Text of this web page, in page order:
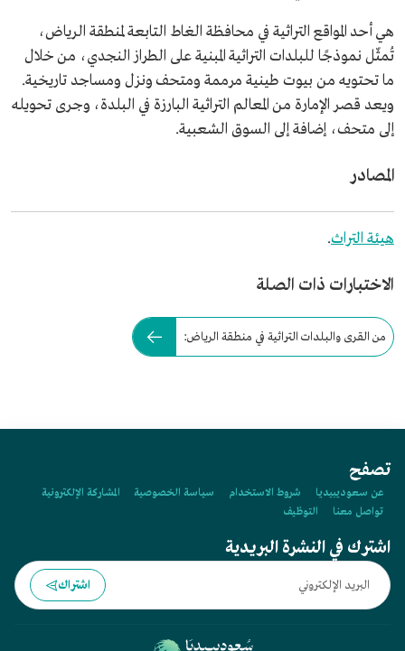
هي أحد المواقع التراثية في محافظة الغاط التابعة لمنطقة الرياض،
تُمثّل نموذجًا للبلدات التراثية المبنية على الطراز النجدي، من خلال
ما تحتويه من بيوت طينية مرممة ومتحف ونزل ومساجد تاريخية.
ويعد قصر الإمارة من المعالم التراثية البارزة في البلدة، وجرى تحويله
إلى متحف، إضافة إلى السوق الشعبية.
المصادر
هيئة التراث.
الاختبارات ذات الصلة
من القرى والبلدات التراثية في منطقة الرياض:
تصفح
عن سعوديبيديا شروط الاستخدام سياسة الخصوصية
المشاركة الإلكترونية
تواصل معنا
التوظيف
اشترك في النشرة البريدية
اشتراك